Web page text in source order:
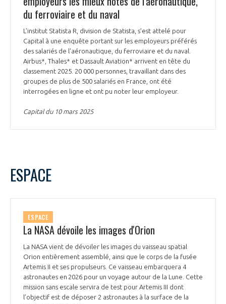
du ferroviaire et du naval
L’institut Statista R, division de Statista, s’est attelé pour
Capital à une enquête portant sur les employeurs préférés
des salariés de l'aéronautique, du ferroviaire et du naval.
Airbus*, Thales* et Dassault Aviation* arrivent en tête du
classement 2025. 20 000 personnes, travaillant dans des
groupes de plus de 500 salariés en France, ont été
interrogées en ligne et ont pu noter leur employeur.
Capital du 10 mars 2025
ESPACE
ESPACE
La NASA dévoile les images d'Orion
La NASA vient de dévoiler les images du vaisseau spatial
Orion entièrement assemblé, ainsi que le corps de la fusée
Artemis II et ses propulseurs. Ce vaisseau embarquera 4
astronautes en 2026 pour un voyage autour de la Lune. Cette
mission sans escale servira de test pour Artemis III dont
l’objectif est de déposer 2 astronautes à la surface de la